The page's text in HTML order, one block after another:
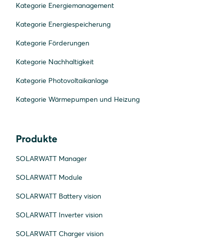
Kategorie Energiemanagement
Kategorie Energiespeicherung
Kategorie Förderungen
Kategorie Nachhaltigkeit
Kategorie Photovoltaikanlage
Kategorie Wärmepumpen und Heizung
Produkte
SOLARWATT Manager
SOLARWATT Module
SOLARWATT Battery vision
SOLARWATT Inverter vision
SOLARWATT Charger vision